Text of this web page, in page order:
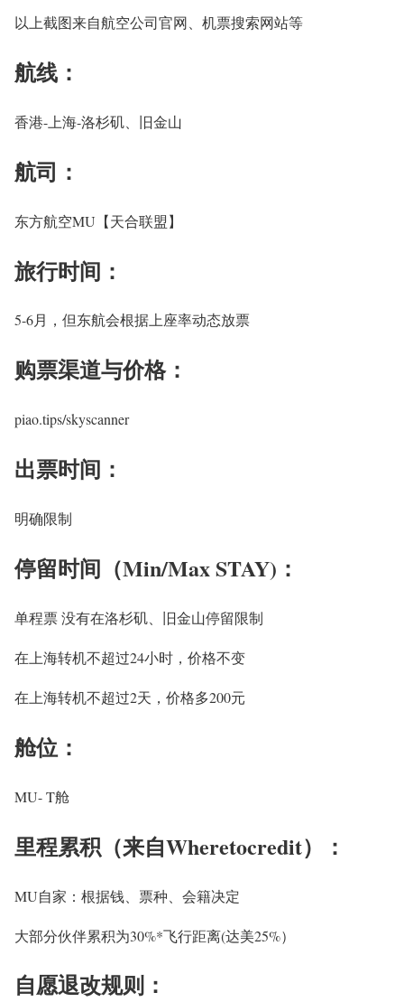
以上截图来自航空公司官网、机票搜索网站等
航线：
香港-上海-洛杉矶、旧金山
航司：
东方航空MU【天合联盟】
旅行时间：
5-6月，但东航会根据上座率动态放票
购票渠道与价格：
piao.tips/skyscanner
出票时间：
明确限制
停留时间（Min/Max STAY)：
单程票 没有在洛杉矶、旧金山停留限制
在上海转机不超过24小时，价格不变
在上海转机不超过2天，价格多200元
舱位：
MU- T舱
里程累积（来自Wheretocredit）：
MU自家：根据钱、票种、会籍决定
大部分伙伴累积为30%*飞行距离(达美25%）
自愿退改规则：